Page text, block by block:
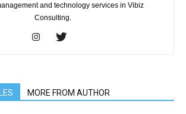
and technology services in Vibiz
Consulting.
MORE FROM AUTHOR